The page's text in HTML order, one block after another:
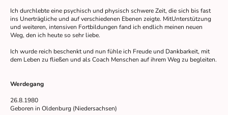
Ich durchlebte eine psychisch und physisch schwere Zeit, die sich bis fast
ins Unerträgliche und auf verschiedenen Ebenen zeigte. MitUnterstützung
und weiteren, intensiven Fortbildungen fand ich endlich meinen neuen
Weg, den ich heute so sehr liebe.
Ich wurde reich beschenkt und nun fühle ich Freude und Dankbarkeit, mit
dem Leben zu fließen und als Coach Menschen auf ihrem Weg zu begleiten.
Werdegang
26.8.1980
Geboren in Oldenburg (Niedersachsen)